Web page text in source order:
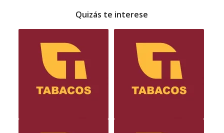
Quizás te interese